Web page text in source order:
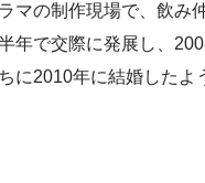
マの制作現場で、飲み
年で交際に発展し、
に2010年に結婚した よ